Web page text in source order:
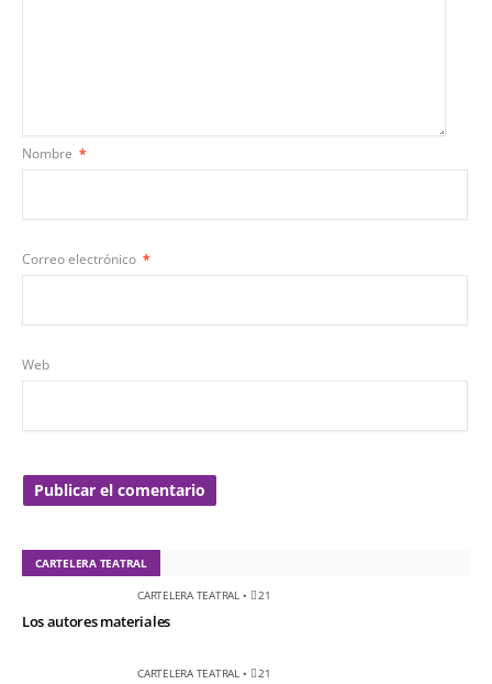
Nombre *
Correo electrónico *
Web
CARTELERA TEATRAL
CARTELERA TEATRAL • 21
Los autores materiales
CARTELERA TEATRAL • 21